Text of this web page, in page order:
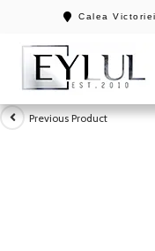
Calea
Previous Product